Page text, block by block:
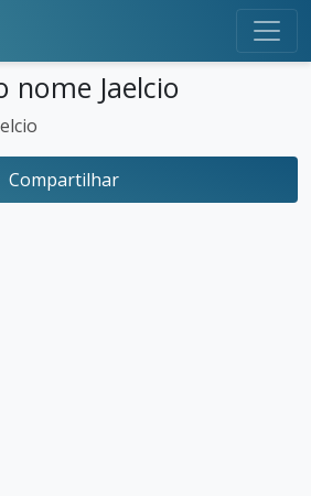
nome Jaelcio
Compartilhar